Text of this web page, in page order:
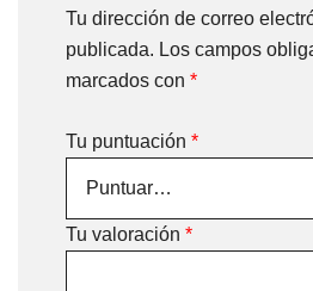
Tu dirección de correo
publicada. Los campos
marcados con *
Tu puntuación *
Tu valoración *